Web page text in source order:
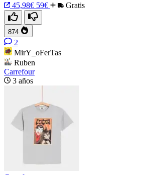
45,98€ 59€ Gratis
874
2
MirY_oFerTas
Ruben
Carrefour
3 años